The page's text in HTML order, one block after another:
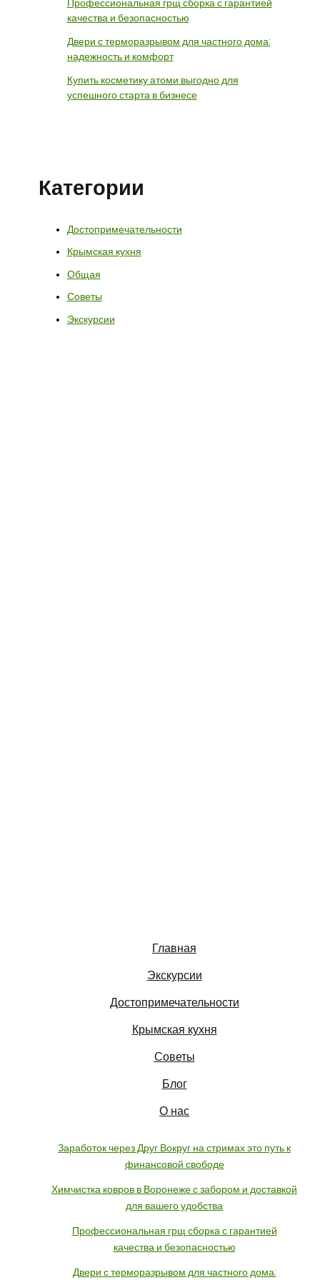
Профессиональная грщ сборка с гарантией
качества и безопасностью
Двери с терморазрывом для частного дома:
надежность и комфорт
Купить косметику атоми выгодно для
успешного старта в бизнесе
Категории
Достопримечательности
Крымская кухня
Общая
Советы
Экскурсии
Главная
Экскурсии
Достопримечательности
Крымская кухня
Советы
Блог
О нас
Заработок через Друг Вокруг на стримах это путь к
финансовой свободе
Химчистка ковров в Воронеже с забором и доставкой
для вашего удобства
Профессиональная грщ сборка с гарантией
качества и безопасностью
Двери с терморазрывом для частного дома: